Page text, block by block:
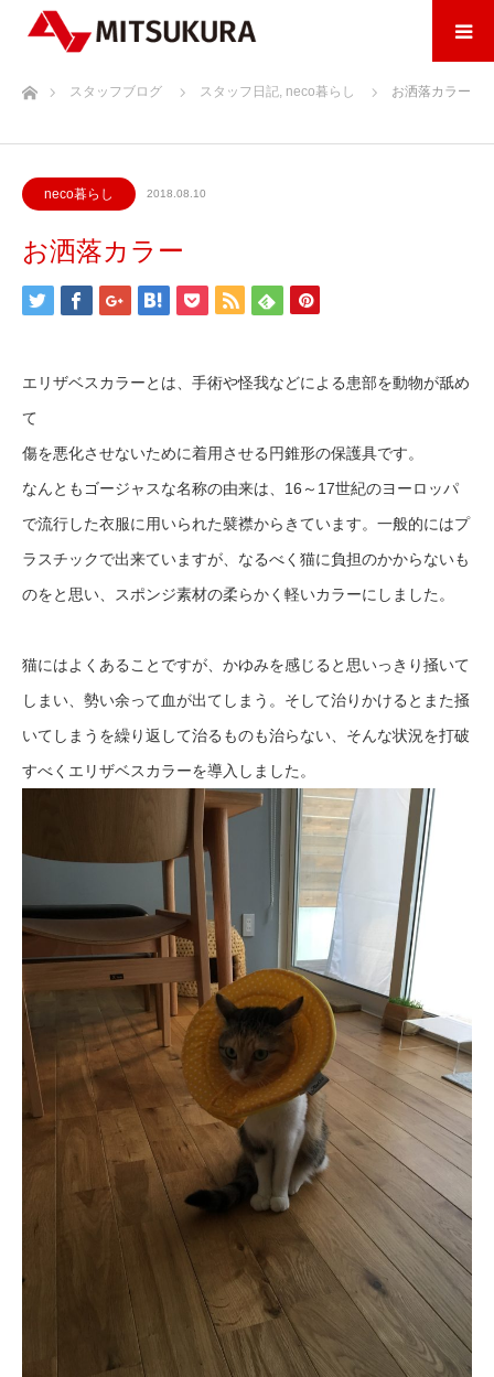
ホームスタッフブログ スタッフ日記, neco暮らし お洒落カラー
neco暮らし 2018.08.10
お洒落カラー
エリザベスカラーとは、手術や怪我などによる患部を動物が舐め
て
傷を悪化させないために着用させる円錐形の保護具です。
なんともゴージャスな名称の由来は、16～17世紀のヨーロッパ
で流行した衣服に用いられた襞襟からきています。一般的にはプ
ラスチックで出来ていますが、なるべく猫に負担のかからないも
のをと思い、スポンジ素材の柔らかく軽いカラーにしました。
猫にはよくあることですが、かゆみを感じると思いっきり掻いて
しまい、勢い余って血が出てしまう。そして治りかけるとまた掻
いてしまうを繰り返して治るものも治らない、そんな状況を打破
すべくエリザベスカラーを導入しました。